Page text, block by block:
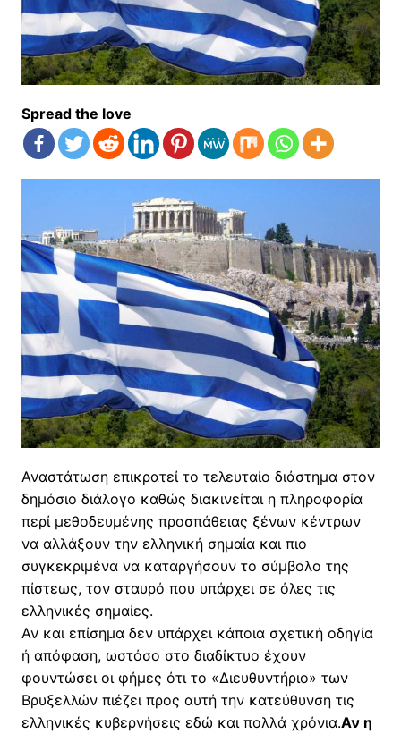
Spread the love
Αναστάτωση επικρατεί το τελευταίο διάστημα στον
δημόσιο διάλογο καθώς διακινείται η πληροφορία
περί μεθοδευμένης προσπάθειας ξένων κέντρων
να αλλάξουν την ελληνική σημαία και πιο
συγκεκριμένα να καταργήσουν το σύμβολο της
πίστεως, τον σταυρό που υπάρχει σε όλες τις
ελληνικές σημαίες.
Αν και επίσημα δεν υπάρχει κάποια σχετική οδηγία
ή απόφαση, ωστόσο στο διαδίκτυο έχουν
φουντώσει οι φήμες ότι το «Διευθυντήριο» των
Βρυξελλών πιέζει προς αυτή την κατεύθυνση τις
ελληνικές κυβερνήσεις εδώ και πολλά χρόνια.Αν η